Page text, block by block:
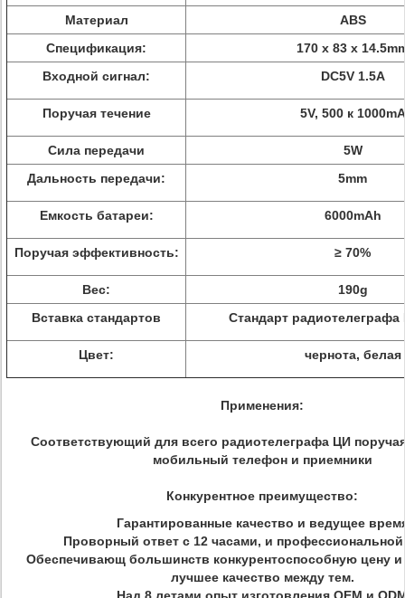
Материал
ABS
Спецификация:
170 x 83 x
Входной сигнал:
DC5V 1.5A
Поручая течение 5V, 500 к 1000mA
Сила передачи
5W
Дальность передачи:
5mm
Емкость батареи: 6000mAh
Поручая эффективность: ≥ 70%
Вес:
190g
Вставка стандартов
Стандарт радиотелеграфа
Цвет: чернота, белая
Применения:
Соответствующий для всего радиотелеграфа ЦИ
мобильный телефон и приемники
Конкурентное преимущество:
Гарантированные качество и ведущее
Проворный ответ с 12 часами, и профессиональной
Обеспечивающ большинств конкурентоспособную цену
лучшее качество между тем.